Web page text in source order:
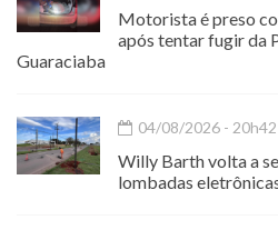
Motorista é preso
após tentar fugir da
Guaraciaba
04/08/2026 - 20h42
Willy Barth volta a
lombadas